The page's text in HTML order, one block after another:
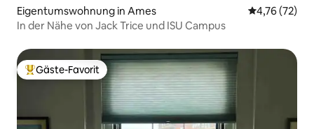
Eigentumswohnung in Ames
4,76 (72)
In der Nähe von Jack Trice und ISU Campus
Beliebter Gäste-Favorit.
Gäste-Favorit